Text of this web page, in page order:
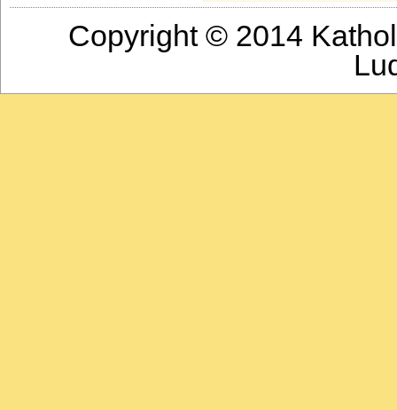
Copyright © 2014